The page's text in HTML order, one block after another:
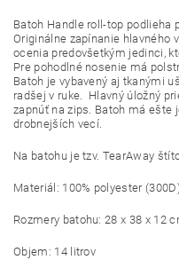
Batoh Handle roll-top podlieha
Originálne zapínanie hlavného
ocenia predovšetkým jedinci,
Pre pohodlné nosenie má
Batoh je vybavený aj tkanými
radšej v ruke. Hlavný úložný
zapnúť na zips. Batoh má ešte
drobnejších vecí.
Na batohu je tzv. TearAway
Materiál: 100% polyester
Rozmery batohu: 28 x 38 x 12
Objem: 14 litrov